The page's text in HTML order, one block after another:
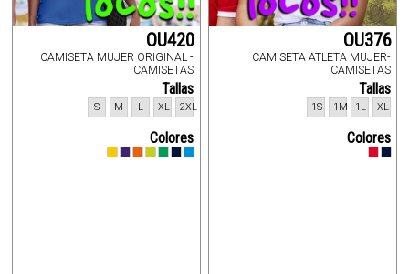
OU420
CAMISETA MUJER ORIGINAL -
CAMISETAS
Tallas
2XL
XL
L
M
S
Colores
OU376
CAMISETA ATLETA MUJER-
CAMISETAS
Tallas
XL
1L
1M
1S
Colores